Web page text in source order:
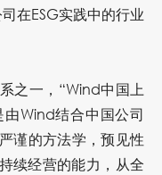
在ESG实践中的行业
之一，“Wind中国上
Wind结合中国公司
谨的方法学，预见性
续经营的能力，从全